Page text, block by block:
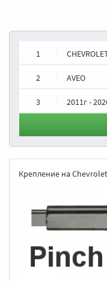
1
2 AVEO
3 2011г -
Крепление на